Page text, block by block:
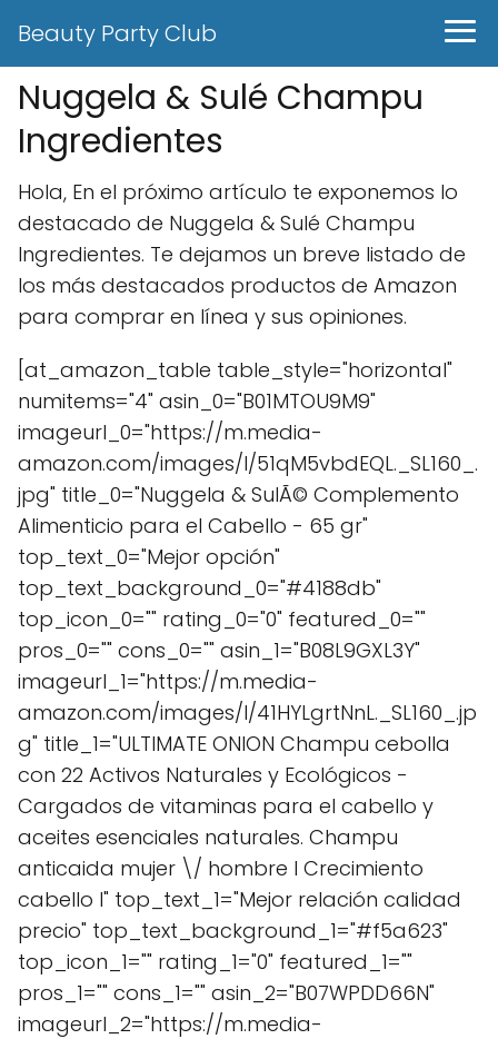
Beauty Party Club
Nuggela & Sulé Champu
Ingredientes
Hola, En el próximo artículo te exponemos lo
destacado de Nuggela & Sulé Champu
Ingredientes. Te dejamos un breve listado de
los más destacados productos de Amazon
para comprar en línea y sus opiniones.
[at_amazon_table table_style="horizontal"
numitems="4" asin_0="B01MTOU9M9"
imageurl_0="https://m.media-
amazon.com/images/I/51qM5vbdEQL._SL160_.
jpg" title_0="Nuggela & SulÃ© Complemento
Alimenticio para el Cabello - 65 gr"
top_text_0="Mejor opción"
top_text_background_0="#4188db"
top_icon_0="" rating_0="0" featured_0=""
pros_0="" cons_0="" asin_1="B08L9GXL3Y"
imageurl_1="https://m.media-
amazon.com/images/I/41HYLgrtNnL._SL160_.jp
g" title_1="ULTIMATE ONION Champu cebolla
con 22 Activos Naturales y Ecológicos -
Cargados de vitaminas para el cabello y
aceites esenciales naturales. Champu
anticaida mujer \/ hombre I Crecimiento
cabello I" top_text_1="Mejor relación calidad
precio" top_text_background_1="#f5a623"
top_icon_1="" rating_1="0" featured_1=""
pros_1="" cons_1="" asin_2="B07WPDD66N"
imageurl_2="https://m.media-